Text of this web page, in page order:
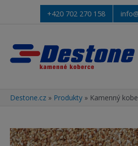
+420 702 270 158
Destone.cz » Produkty » Kamenný